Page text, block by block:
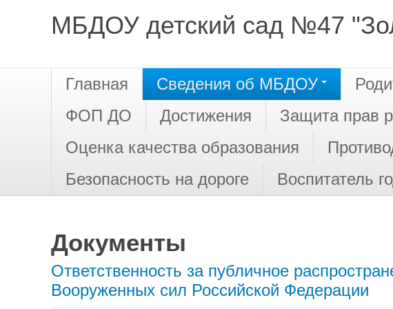
МБДОУ детский сад №47
Главная Сведения об МБДОУ
ФОП ДО
Достижения Защита прав
Оценка качества образования
Безопасность на дороге
Воспитатель
Документы
Ответственность за публичное
Вооруженных сил Российской Федерации